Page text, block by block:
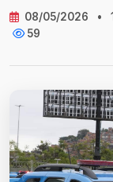
08/05/2026 •
59